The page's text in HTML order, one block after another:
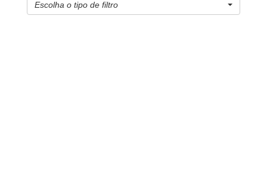
Escolha o tipo de filtro